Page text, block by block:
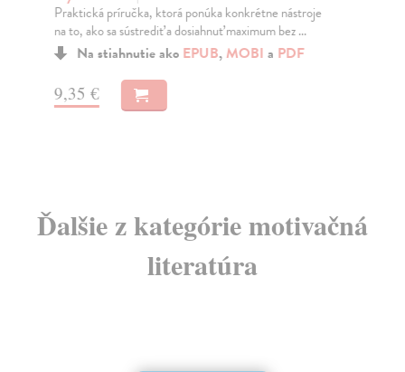
Praktická príručka, ktorá ponúka konkrétne nástroje
na to, ako sa sústrediť a dosiahnuť maximum bez ...
Na stiahnutie ako EPUB,MOBI a PDF
9,35 €
Ďalšie z kategórie motivačná
literatúra